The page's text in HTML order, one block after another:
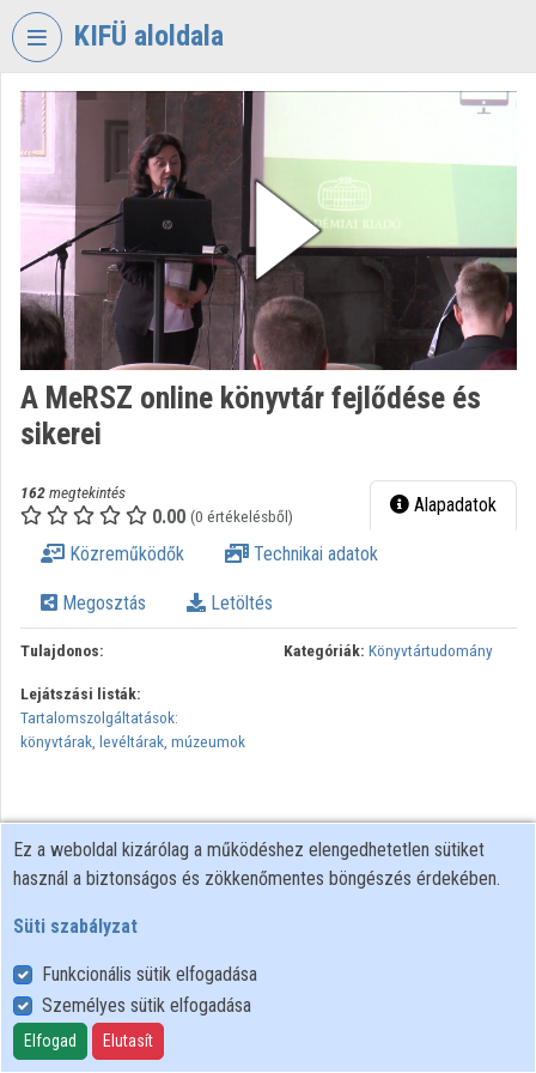
Fejléc kihagyása
KIFÜ aloldala
VIDEO TORIUM
KORMÁNYZATI
INFORMATIKAI
FEJLESZTÉSI
ÜGYNÖKSÉG
Intézményi kezdőlap
Bejelentkezés
Intézményi felfedezés
Intézményi listák
Intézmények
Közreműködők
A MeRSZ online könyvtár fejlődése és
sikerei
162megtekintés
0.00 (0 értékelésből) Alapadatok
Közreműködők Technikai adatok
Megosztás Letöltés
Tulajdonos: Kategóriák: Könyvtártudomány
Lejátszási listák:
Tartalomszolgáltatások:
könyvtárak, levéltárak, múzeumok
Felhasználói szabályzat
Adatkezelési tájékoztató
Süti szabályzat
Ez a weboldal kizárólag a működéshez elengedhetetlen sütiket
használ a biztonságos és zökkenőmentes böngészés érdekében.
Süti szabályzat
Funkcionális sütik elfogadása
Személyes sütik elfogadása
Elfogad Elutasít